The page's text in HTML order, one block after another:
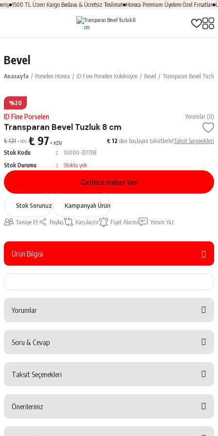
1500 TL Üzeri Kargo Bedava & Ücretsiz Teslimat Horeca Premium Üyelere Özel Fırsatlar
Bevel
Anasayfa Porselen Horeca ID Fine Porselen Koleksiyon Bevel Transparan Bevel
%20
ID Fine Porselen Yorumlar (0)
Transparan Bevel Tuzluk 8 cm
₺ 121 + KDV ₺ 97 + KDV ₺ 12 den başlayan taksitlerle!Taksit Seçenekleri
Stok Kodu
10000-317708
Stok Durumu
Stokta yok
Gelince Haber Ver
Stok Sorunuz Kampanyalı Ürün
Tavsiye Et Paylaş Karşılaştır Fiyat Alarmı Yorum Yaz
Ürün Bilgisi
Yorumlar
Yorum Yaz
Soru & Cevap
Soru Sor
Taksit Seçenekleri
Önerileriniz